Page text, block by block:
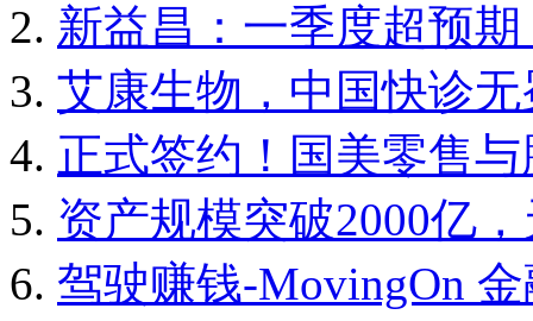
新益昌：一季度超预
艾康生物，中国快诊
正式签约！国美零售
资产规模突破2000亿
驾驶赚钱-MovingOn